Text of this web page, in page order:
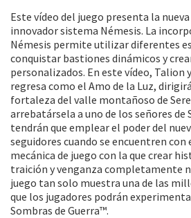
Este vídeo del juego presenta la
innovador sistema Némesis. La
Némesis permite utilizar diferentes
conquistar bastiones dinámicos y
personalizados. En este vídeo, Talion
regresa como el Amo de la Luz,
fortaleza del valle montañoso de
arrebatársela a uno de los señores de
tendrán que emplear el poder del
seguidores cuando se encuentren con
mecánica de juego con la que crear
traición y venganza completamente
juego tan solo muestra una de las
que los jugadores podrán
Sombras de Guerra™.